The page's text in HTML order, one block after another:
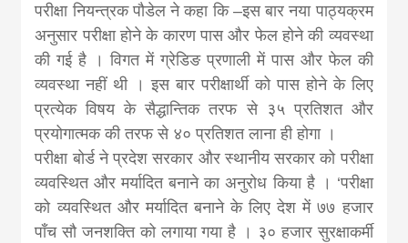
परीक्षा नियन्त्रक पौडेल ने कहा कि –इस बार नया पाठ्यक्रम
अनुसार परीक्षा होने के कारण पास और फेल होने की व्यवस्था
की गई है । विगत में ग्रेडिङ प्रणाली में पास और फेल की
व्यवस्था नहीं थी । इस बार परीक्षार्थी को पास होने के लिए
प्रत्येक विषय के सैद्धान्तिक तरफ से ३५ प्रतिशत और
प्रयोगात्मक की तरफ से ४० प्रतिशत लाना ही होगा ।
परीक्षा बोर्ड ने प्रदेश सरकार और स्थानीय सरकार को परीक्षा
व्यवस्थित और मर्यादित बनाने का अनुरोध किया है । ‘परीक्षा
को व्यवस्थित और मर्यादित बनाने के लिए देश में ७७ हजार
पाँच सौ जनशक्ति को लगाया गया है । ३० हजार सुरक्षाकर्मी